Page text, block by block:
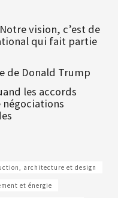
vision, c’est de
qui fait partie
de Donald Trump
les accords
architecture et design
et énergie